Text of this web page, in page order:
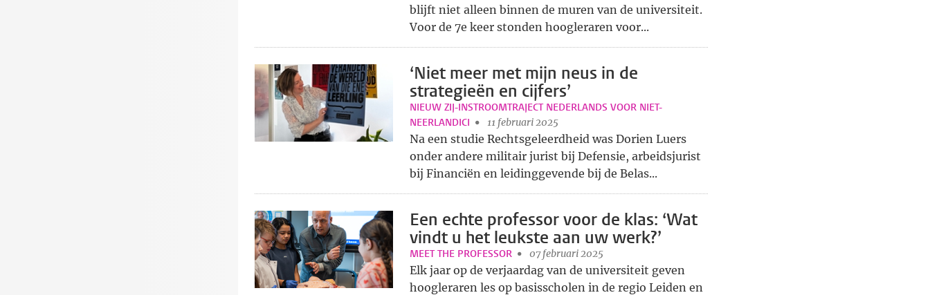
blijft niet alleen binnen de muren van de universiteit.
Voor de 7e keer stonden hoogleraren voor...
‘Niet meer met mijn neus in de
strategieën en cijfers’
NIEUW ZIJ-INSTROOMTRAJECT NEDERLANDS VOOR NIET-
NEERLANDICI
11 februari 2025
Na een studie Rechtsgeleerdheid was Dorien Luers
onder andere militair jurist bij Defensie, arbeidsjurist
bij Financiën en leidinggevende bij de Belas...
Een echte professor voor de klas: ‘Wat
vindt u het leukste aan uw werk?’
MEET THE PROFESSOR 07 februari 2025
Elk jaar op de verjaardag van de universiteit geven
hoogleraren les op basisscholen in de regio Leiden en